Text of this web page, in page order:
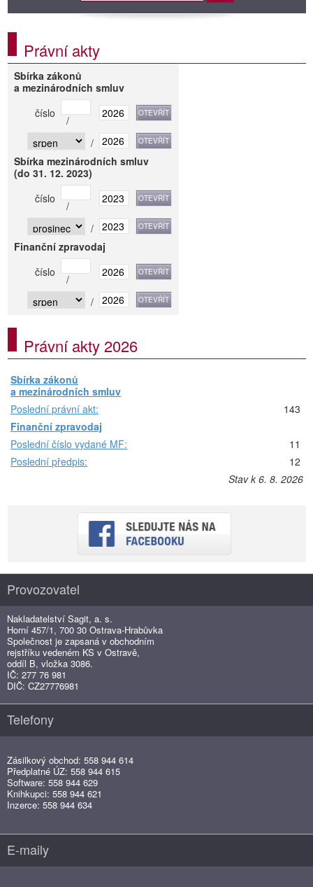
Právní akty
Sbírka zákonů
a mezinárodních smluv
číslo
/
/
Sbírka mezinárodních smluv
(do 31. 12. 2023)
číslo
/
/
Finanční zpravodaj
číslo
/
/
Právní akty 2026
Sbírka zákonů
a mezinárodních smluv
Poslední právní akt:
143
Finanční zpravodaj
Poslední číslo vydané MF:
11
Poslední předpis:
12
Stav k 6. 8. 2026
Provozovatel
Nakladatelství Sagit, a. s.
Horní 457/1, 700 30 Ostrava-Hrabůvka
Společnost je zapsaná v obchodním
rejstříku vedeném KS v Ostravě,
oddíl B, vložka 3086.
IČ: 277 76 981
DIČ: CZ27776981
Telefony
Zásilkový obchod: 558 944 614
Předplatné ÚZ: 558 944 615
Software: 558 944 629
Knihkupci: 558 944 621
Inzerce: 558 944 634
E-maily